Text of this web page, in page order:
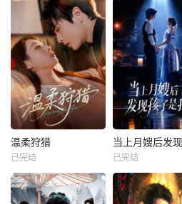
温柔狩猎
已完结 已完结